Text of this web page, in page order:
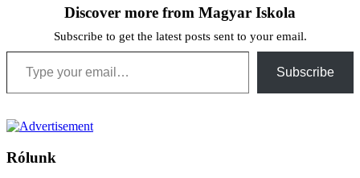
Discover more from Magyar Iskola
Subscribe to get the latest posts sent to your email.
Type your email…
Subscribe
Rólunk